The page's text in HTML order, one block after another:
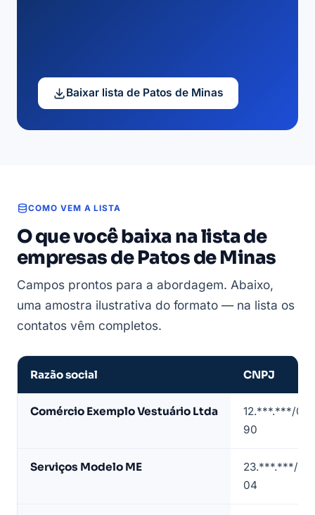
Baixar lista de Patos de Minas
COMO VEM A LISTA
O que você baixa na lista de
empresas de Patos de Minas
Campos prontos para a abordagem. Abaixo,
uma amostra ilustrativa do formato — na lista os
contatos vêm completos.
empresas
Razão social CNPJ
Comércio Exemplo Vestuário Ltda
12.***.***/
90
Serviços Modelo ME
23.***.***/
04